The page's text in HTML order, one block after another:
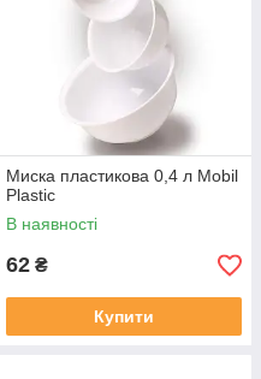
Миска пластикова 0,4 л Mobil
Plastic
В наявності
62 ₴
Купити